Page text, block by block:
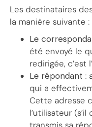
Les destinataires
la manière suivante :
Le
été envoyé le
redirigée, c’est
Le répondant :
qui a
Cette adresse
l’utilisateur